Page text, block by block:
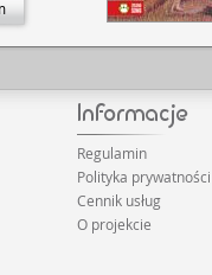
Regulamin
Polityka prywatności
Cennik usług
O projekcie